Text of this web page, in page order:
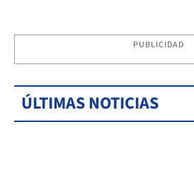
PUBLICIDAD
ÚLTIMAS NOTICIAS